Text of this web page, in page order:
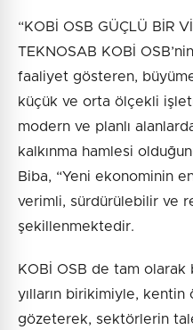
“KOBİ OSB GÜÇLÜ BİR
TEKNOSAB KOBİ
faaliyet gösteren,
küçük ve orta ölçekli
modern ve planlı
kalkınma hamlesi
Biba, “Yeni ekonominin
verimli, sürdürülebilir ve
şekillenmektedir.
KOBİ OSB de tam olarak
yılların birikimiyle, kentin
gözeterek, sektörlerin